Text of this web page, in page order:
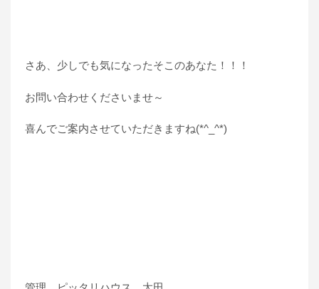
さあ、少しでも気になったそこのあなた！！！
お問い合わせくださいませ～
喜んでご案内させていただきますね(*^_^*)